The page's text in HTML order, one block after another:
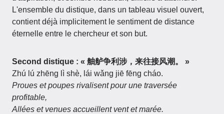
L'ensemble du distique, dans un tableau visuel ouvert,
contient déjà implicitement le sentiment de distance
éternelle entre le chercheur et son but.
Second distique : « 舳舻争利涉，来往接风潮。 »
Zhú lú zhēng lì shè, lái wǎng jiē fēng cháo.
Proues et poupes rivalisent pour une traversée
profitable,
Allées et venues accueillent vent et marée.